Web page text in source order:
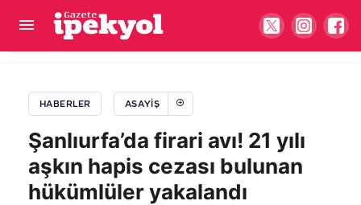
HABERLER ASAYIŞ
Şanlıurfa’da firari avı! 21 yılı
aşkın hapis cezası bulunan
hükümlüler yakalandı
Şanlıurfa'da korkunç olay: Tüfekle oynarken